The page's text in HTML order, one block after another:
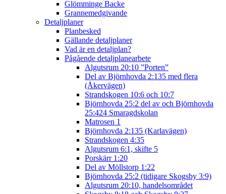
Glömminge Backe
Grannemedgivande
Detaljplaner
Planbesked
Gällande detaljplaner
Vad är en detaljplan?
Pågående detaljplanearbete
Algutsrum 20:10 ”Porten”
Del av Björnhovda 2:135 med flera
(Åkervägen)
Strandskogen 10:6 och 10:7
Björnhovda 25:2 del av och Björnhovda
25:424 Smaragdskolan
Matrosen 1
Björnhovda 2:135 (Karlavägen)
Strandskogen 4:35
Algutsrum 6:1, skifte 5
Porskärr 1:20
Del av Möllstorp 1:22
Björnhovda 25:2 (tidigare Skogsby 3:9)
Algutsrum 20:10, handelsområdet